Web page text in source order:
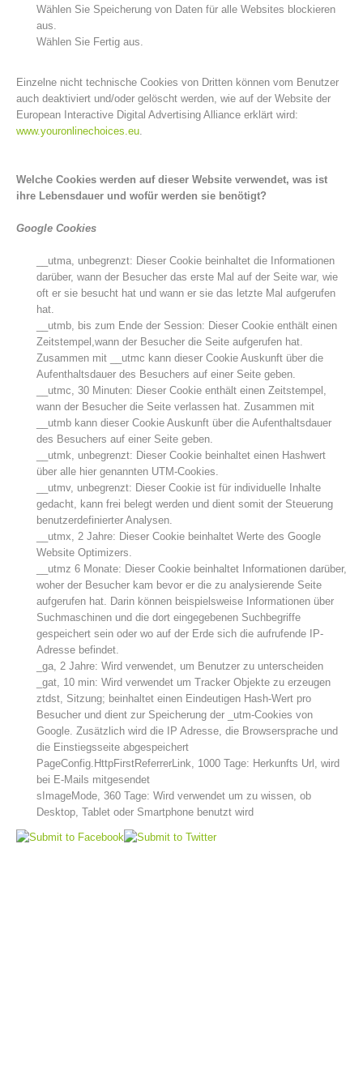
Kontakt
NEWS
Aktuell
Wählen Sie Speicherung von Daten für alle Websites blockieren
aus.
Wählen Sie Fertig aus.
Einzelne nicht technische Cookies von Dritten können vom Benutzer
auch deaktiviert und/oder gelöscht werden, wie auf der Website der
European Interactive Digital Advertising Alliance erklärt wird:
www.youronlinechoices.eu.
Welche Cookies werden auf dieser Website verwendet, was ist
ihre Lebensdauer und wofür werden sie benötigt?
Google Cookies
__utma, unbegrenzt: Dieser Cookie beinhaltet die Informationen
darüber, wann der Besucher das erste Mal auf der Seite war, wie
oft er sie besucht hat und wann er sie das letzte Mal aufgerufen
hat.
__utmb, bis zum Ende der Session: Dieser Cookie enthält einen
Zeitstempel,wann der Besucher die Seite aufgerufen hat.
Zusammen mit __utmc kann dieser Cookie Auskunft über die
Aufenthaltsdauer des Besuchers auf einer Seite geben.
__utmc, 30 Minuten: Dieser Cookie enthält einen Zeitstempel,
wann der Besucher die Seite verlassen hat. Zusammen mit
__utmb kann dieser Cookie Auskunft über die Aufenthaltsdauer
des Besuchers auf einer Seite geben.
__utmk, unbegrenzt: Dieser Cookie beinhaltet einen Hashwert
über alle hier genannten UTM-Cookies.
__utmv, unbegrenzt: Dieser Cookie ist für individuelle Inhalte
gedacht, kann frei belegt werden und dient somit der Steuerung
benutzerdefinierter Analysen.
__utmx, 2 Jahre: Dieser Cookie beinhaltet Werte des Google
Website Optimizers.
__utmz 6 Monate: Dieser Cookie beinhaltet Informationen darüber,
woher der Besucher kam bevor er die zu analysierende Seite
aufgerufen hat. Darin können beispielsweise Informationen über
Suchmaschinen und die dort eingegebenen Suchbegriffe
gespeichert sein oder wo auf der Erde sich die aufrufende IP-
Adresse befindet.
_ga, 2 Jahre: Wird verwendet, um Benutzer zu unterscheiden
_gat, 10 min: Wird verwendet um Tracker Objekte zu erzeugen
ztdst, Sitzung; beinhaltet einen Eindeutigen Hash-Wert pro
Besucher und dient zur Speicherung der _utm-Cookies von
Google. Zusätzlich wird die IP Adresse, die Browsersprache und
die Einstiegsseite abgespeichert
PageConfig.HttpFirstReferrerLink, 1000 Tage: Herkunfts Url, wird
bei E-Mails mitgesendet
sImageMode, 360 Tage: Wird verwendet um zu wissen, ob
Desktop, Tablet oder Smartphone benutzt wird